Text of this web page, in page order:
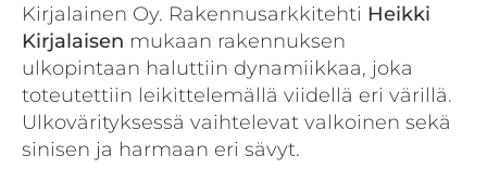
Kirjalainen Oy. Rakennusarkkitehti Heikki
Kirjalaisen mukaan rakennuksen
ulkopintaan haluttiin dynamiikkaa, joka
toteutettiin leikittelemällä viidellä eri värillä.
Ulkovärityksessä vaihtelevat valkoinen sekä
sinisen ja harmaan eri sävyt.